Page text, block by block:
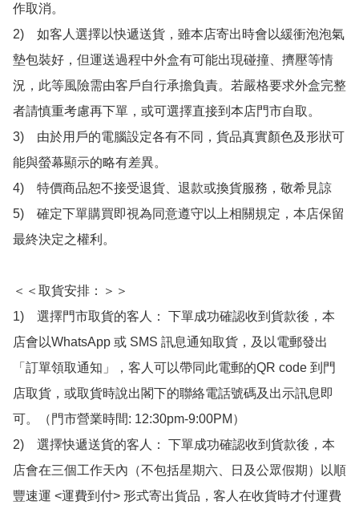
作取消。
2)　如客人選擇以快遞送貨，雖本店寄出時會以緩衝泡泡氣
墊包裝好，但運送過程中外盒有可能出現碰撞、擠壓等情
況，此等風險需由客戶自行承擔負責。若嚴格要求外盒完整
者請慎重考慮再下單，或可選擇直接到本店門市自取。
3)　由於用戶的電腦設定各有不同，貨品真實顏色及形狀可
能與螢幕顯示的略有差異。
4)　特價商品恕不接受退貨、退款或換貨服務，敬希見諒
5)　確定下單購買即視為同意遵守以上相關規定，本店保留
最終決定之權利。
＜＜取貨安排：＞＞
1)　選擇門市取貨的客人： 下單成功確認收到貨款後，本
店會以WhatsApp 或 SMS 訊息通知取貨，及以電郵發出
「訂單領取通知」，客人可以帶同此電郵的QR code 到門
店取貨，或取貨時說出閣下的聯絡電話號碼及出示訊息即
可。（門市營業時間: 12:30pm-9:00PM）
2)　選擇快遞送貨的客人： 下單成功確認收到貨款後，本
店會在三個工作天內（不包括星期六、日及公眾假期）以順
豐速運 <運費到付> 形式寄出貨品，客人在收貨時才付運費